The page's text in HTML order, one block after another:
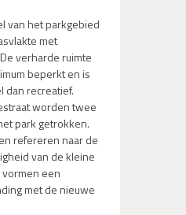
van het parkgebied
met
verharde ruimte
beperkt en is
dan recreatief.
worden twee
park getrokken.
refereren naar de
van de kleine
een
met de nieuwe